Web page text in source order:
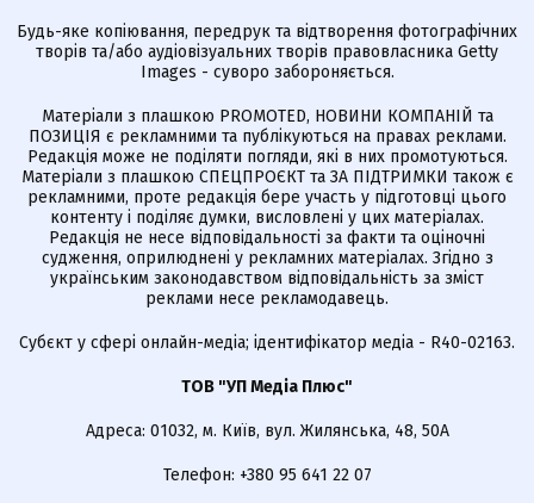
Будь-яке копіювання, передрук та відтворення фотографічних
творів та/або аудіовізуальних творів правовласника Getty
Images - суворо забороняється.
Матеріали з плашкою PROMOTED, НОВИНИ КОМПАНІЙ та
ПОЗИЦІЯ є рекламними та публікуються на правах реклами.
Редакція може не поділяти погляди, які в них промотуються.
Матеріали з плашкою СПЕЦПРОЄКТ та ЗА ПІДТРИМКИ також є
рекламними, проте редакція бере участь у підготовці цього
контенту і поділяє думки, висловлені у цих матеріалах.
Редакція не несе відповідальності за факти та оціночні
судження, оприлюднені у рекламних матеріалах. Згідно з
українським законодавством відповідальність за зміст
реклами несе рекламодавець.
Cубєкт у сфері онлайн-медіа; ідентифікатор медіа - R40-02163.
ТОВ "УП Медіа Плюс"
Адреса: 01032, м. Київ, вул. Жилянська, 48, 50А
Телефон: +380 95 641 22 07